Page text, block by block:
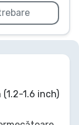
1.6 inch)